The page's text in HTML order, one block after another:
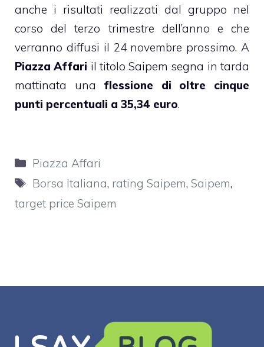
anche i risultati realizzati dal gruppo nel
corso del terzo trimestre dell’anno e che
verranno diffusi il 24 novembre prossimo. A
Piazza Affari il titolo Saipem segna in tarda
mattinata una flessione di oltre cinque
punti percentuali a 35,34 euro.
Categorie
Piazza Affari
Tag
Borsa Italiana, rating Saipem,Saipem,
target price Saipem